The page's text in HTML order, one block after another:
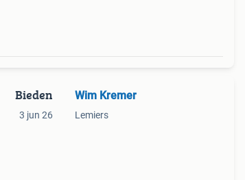
Bieden
3 jun 26
Wim Kremer
Lemiers